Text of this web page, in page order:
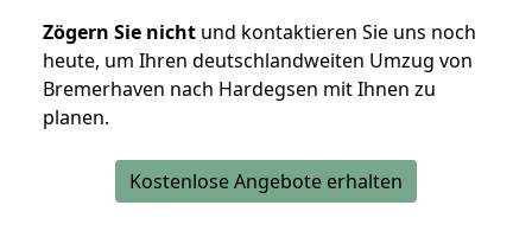
Zögern Sie nicht und kontaktieren Sie uns noch
heute, um Ihren deutschlandweiten Umzug von
Bremerhaven nach Hardegsen mit Ihnen zu
planen.
Kostenlose Angebote erhalten